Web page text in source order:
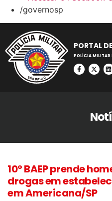
/governosp
PORTAL
POLÍCIA MILITAR
10º BAEP prende
drogas em
em Americana/SP